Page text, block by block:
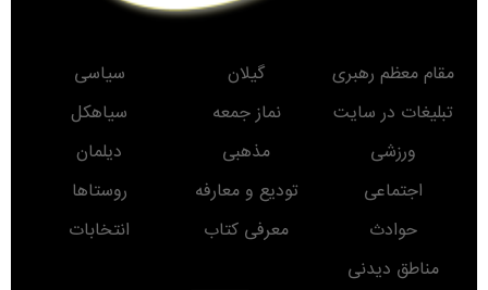
مقام معظم رهبری گیلان
سیاسی
تبلیغات در سایت
نماز جمعه
سیاهکل
ورزشی
مذهبی
دیلمان
اجتماعی
تودیع و معارفه
روستاها
حوادث
معرفی کتاب
انتخابات
مناطق دیدنی